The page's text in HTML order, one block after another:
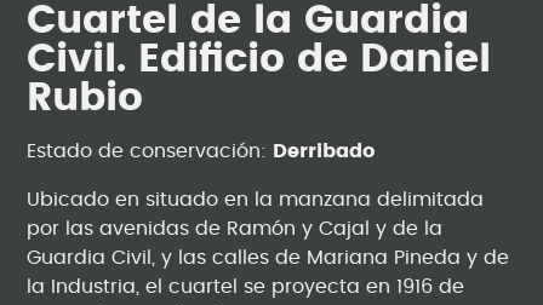
Cuartel de la Guardia
Civil. Edificio de Daniel
Rubio
Estado de conservación: Derribado
Ubicado en situado en la manzana delimitada
por las avenidas de Ramón y Cajal y de la
Guardia Civil, y las calles de Mariana Pineda y de
la Industria, el cuartel se proyecta en 1916 de